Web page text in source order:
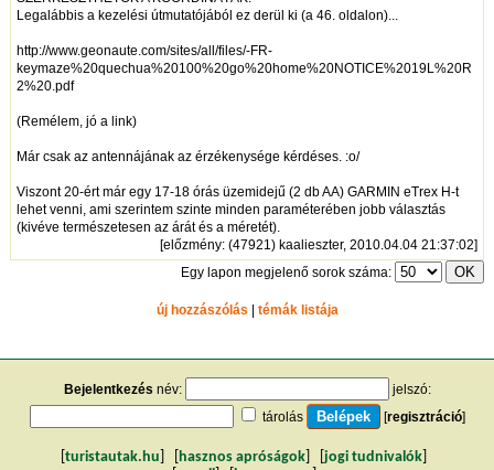
Legalábbis a kezelési útmutatójából ez derül ki (a 46. oldalon)...
http://www.geonaute.com/sites/all/files/-FR-
keymaze%20quechua%20100%20go%20home%20NOTICE%2019L%20R
2%20.pdf
(Remélem, jó a link)
Már csak az antennájának az érzékenysége kérdéses. :o/
Viszont 20-ért már egy 17-18 órás üzemidejű (2 db AA) GARMIN eTrex H-t
lehet venni, ami szerintem szinte minden paraméterében jobb választás
(kivéve természetesen az árát és a méretét).
[előzmény: (47921) kaalieszter, 2010.04.04 21:37:02]
Egy lapon megjelenő sorok száma:
új hozzászólás témák listája
Bejelentkezés név:
jelszó:
tárolás
[regisztráció]
turistautak.hu hasznos apróságok jogi tudnivalók